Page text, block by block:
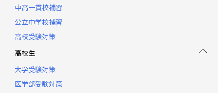
中高一貫校補習
公立中学校補習
高校受験対策
高校生
大学受験対策
医学部受験対策